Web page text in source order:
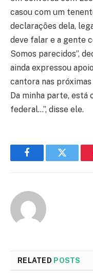
casou com um
declarações dela,
deve falar e a gente
Somos parecidos”,
ainda expressou
cantora nas próximas
Da minha parte, está
federal…”, disse ele.
FacebookTwitter
RELATED POSTS